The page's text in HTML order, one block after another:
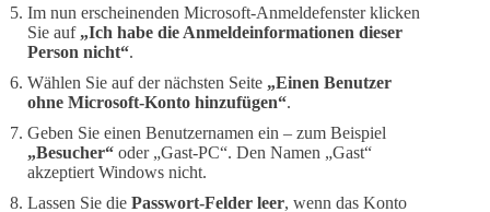
Im nun erscheinenden Microsoft-Anmeldefenster klicken
Sie auf „Ich habe die Anmeldeinformationen dieser
Person nicht“.
Wählen Sie auf der nächsten Seite „Einen Benutzer
ohne Microsoft-Konto hinzufügen“.
Geben Sie einen Benutzernamen ein – zum Beispiel
„Besucher“ oder „Gast-PC“. Den Namen „Gast“
akzeptiert Windows nicht.
Lassen Sie die Passwort-Felder leer, wenn das Konto